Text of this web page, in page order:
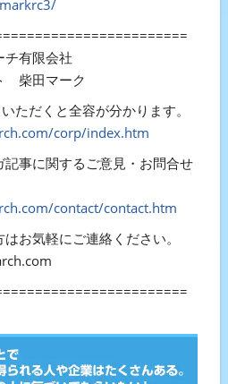
有限会社
柴田マーク
ただくと全容が分かります。
corp/index.htm
事に関するご意見・お問合せ
contact/contact.htm
お気軽にご連絡ください。